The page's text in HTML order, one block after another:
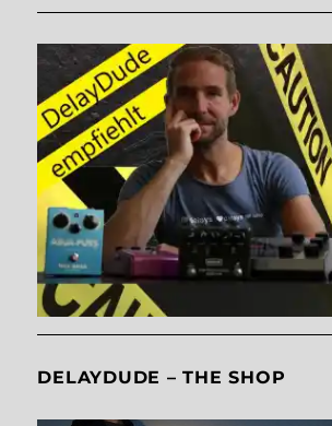
DELAYDUDE – THE SHOP